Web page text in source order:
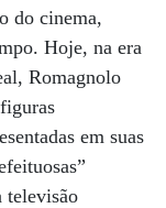
do cinema,
Hoje, na era
Romagnolo
em suas
televisão